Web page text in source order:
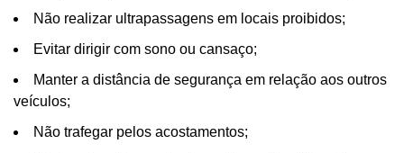
Não realizar ultrapassagens em locais proibidos;
Evitar dirigir com sono ou cansaço;
Manter a distância de segurança em relação aos outros
veículos;
Não trafegar pelos acostamentos;